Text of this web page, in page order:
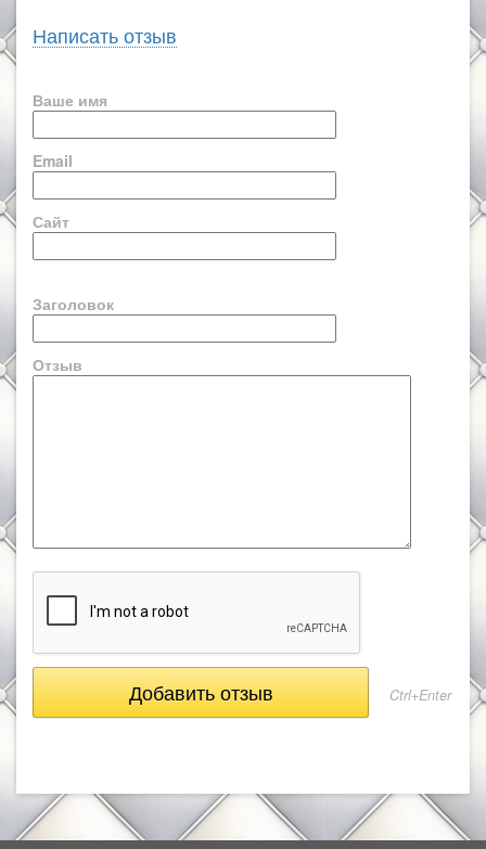
Написать отзыв
Ваше имя
Email
Сайт
Заголовок
Отзыв
Ctrl+Enter